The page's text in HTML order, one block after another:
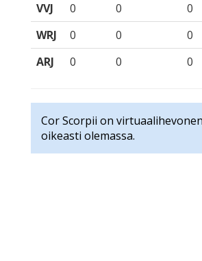
VVJ
0 0 0
WRJ
0 0 0
ARJ
0 0 0
Cor Scorpii on
oikeasti olemassa.